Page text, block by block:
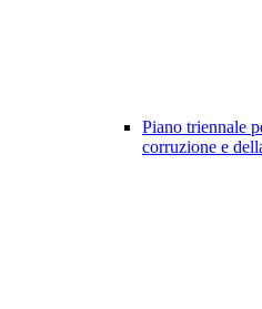
Piano triennale
corruzione e